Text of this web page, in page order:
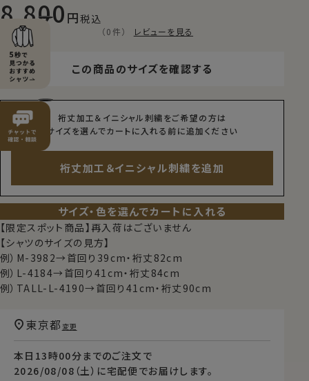
8,800 税込
（0件） レビューを見る
この商品のサイズを確認する
裄丈加工＆イニシャル刺繍をご希望の方は
サイズを選んでカートに入れる前に追加ください
裄丈加工＆イニシャル刺繍を追加
サイズ・色を選んでカートに入れる
【限定スポット商品】再入荷はございません
【シャツのサイズの見方】
例）M-3982→首回り39cm・裄丈82cm
例）L-4184→首回り41cm・裄丈84cm
例）TALL-L-4190→首回り41cm・裄丈90cm
本日 13時00分 までのご注文で
2026/08/08（土） に宅配便 でお届けします。
東京都 変更